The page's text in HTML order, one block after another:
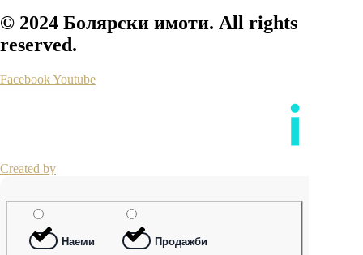
© 2024 Болярски имоти. All rights
reserved.
FacebookYoutube
Created by
Наеми Продажби